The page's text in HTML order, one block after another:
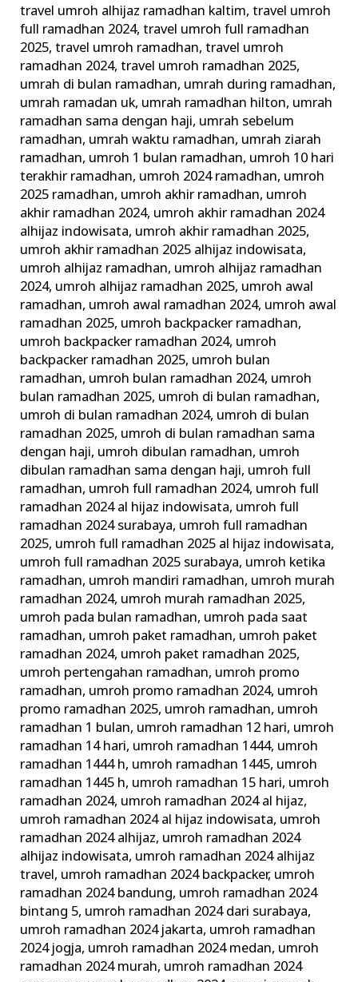
travel umroh alhijaz ramadhan kaltim,travel umroh
full ramadhan 2024,travel umroh full ramadhan
2025,travel umroh ramadhan,travel umroh
ramadhan 2024,travel umroh ramadhan 2025,
umrah di bulan ramadhan, umrah during ramadhan,
umrah ramadan uk, umrah ramadhan hilton, umrah
ramadhan sama dengan haji, umrah sebelum
ramadhan, umrah waktu ramadhan, umrah ziarah
ramadhan, umroh 1 bulan ramadhan, umroh 10 hari
terakhir ramadhan, umroh 2024 ramadhan, umroh
2025 ramadhan, umroh akhir ramadhan, umroh
akhir ramadhan 2024, umroh akhir ramadhan 2024
alhijaz indowisata, umroh akhir ramadhan 2025,
umroh akhir ramadhan 2025 alhijaz indowisata,
umroh alhijaz ramadhan, umroh alhijaz ramadhan
2024, umroh alhijaz ramadhan 2025, umroh awal
ramadhan, umroh awal ramadhan 2024, umroh awal
ramadhan 2025, umroh backpacker ramadhan,
umroh backpacker ramadhan 2024, umroh
backpacker ramadhan 2025, umroh bulan
ramadhan, umroh bulan ramadhan 2024, umroh
bulan ramadhan 2025, umroh di bulan ramadhan,
umroh di bulan ramadhan 2024, umroh di bulan
ramadhan 2025, umroh di bulan ramadhan sama
dengan haji, umroh dibulan ramadhan, umroh
dibulan ramadhan sama dengan haji, umroh full
ramadhan, umroh full ramadhan 2024, umroh full
ramadhan 2024 al hijaz indowisata, umroh full
ramadhan 2024 surabaya, umroh full ramadhan
2025, umroh full ramadhan 2025 al hijaz indowisata,
umroh full ramadhan 2025 surabaya, umroh ketika
ramadhan, umroh mandiri ramadhan, umroh murah
ramadhan 2024, umroh murah ramadhan 2025,
umroh pada bulan ramadhan, umroh pada saat
ramadhan, umroh paket ramadhan, umroh paket
ramadhan 2024, umroh paket ramadhan 2025,
umroh pertengahan ramadhan, umroh promo
ramadhan, umroh promo ramadhan 2024, umroh
promo ramadhan 2025, umroh ramadhan, umroh
ramadhan 1 bulan, umroh ramadhan 12 hari, umroh
ramadhan 14 hari, umroh ramadhan 1444, umroh
ramadhan 1444 h, umroh ramadhan 1445, umroh
ramadhan 1445 h, umroh ramadhan 15 hari, umroh
ramadhan 2024, umroh ramadhan 2024 al hijaz,
umroh ramadhan 2024 al hijaz indowisata, umroh
ramadhan 2024 alhijaz, umroh ramadhan 2024
alhijaz indowisata, umroh ramadhan 2024 alhijaz
travel, umroh ramadhan 2024 backpacker, umroh
ramadhan 2024 bandung, umroh ramadhan 2024
bintang 5, umroh ramadhan 2024 dari surabaya,
umroh ramadhan 2024 jakarta, umroh ramadhan
2024 jogja, umroh ramadhan 2024 medan, umroh
ramadhan 2024 murah, umroh ramadhan 2024